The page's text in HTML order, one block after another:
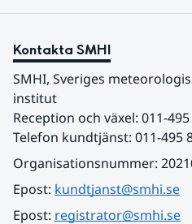
Kontakta SMHI
SMHI, Sveriges
institut
Reception och växel: 011-
Telefon kundtjänst: 011-495
Organisationsnummer:
Epost: kundtjanst@smhi.se
Epost: registrator@smhi.se